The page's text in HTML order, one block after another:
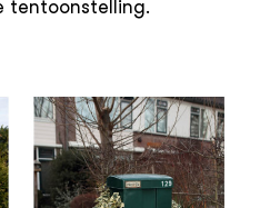
tentoonstelling.